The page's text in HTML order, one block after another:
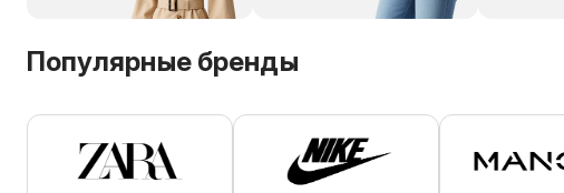
Популярные бренды